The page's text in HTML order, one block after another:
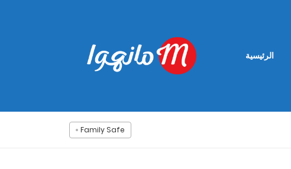
الرئيسية
Family Safe